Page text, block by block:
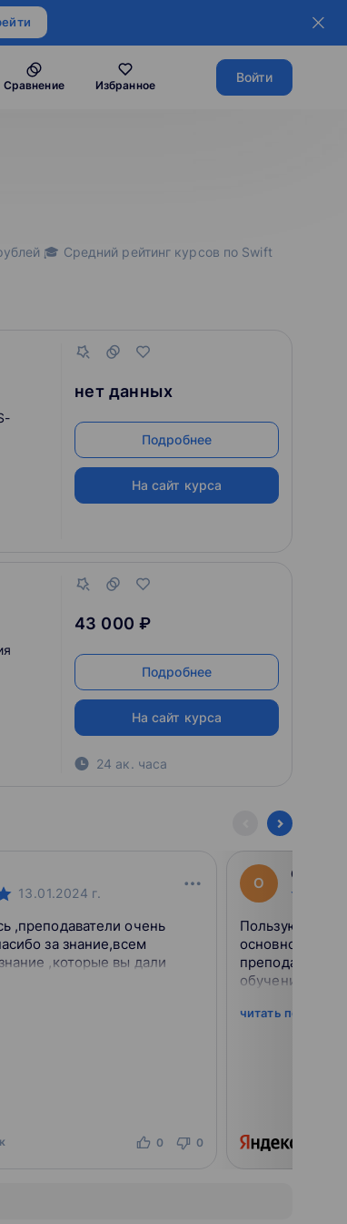
Сравнение Избранное
Войти
🎓 Средний рейтинг курсов по Swift
нет данных
Подробнее
На сайт курса
43 000 ₽
Подробнее
На сайт курса
24 ак. часа
13.01.2024 г.
,преподаватели очень
за знание,всем
,которые вы дали
0 0
О
Ольга
Пользуюсь
основном
обучения и
читать